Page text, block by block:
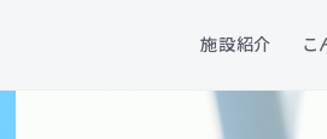
施設紹介 こ